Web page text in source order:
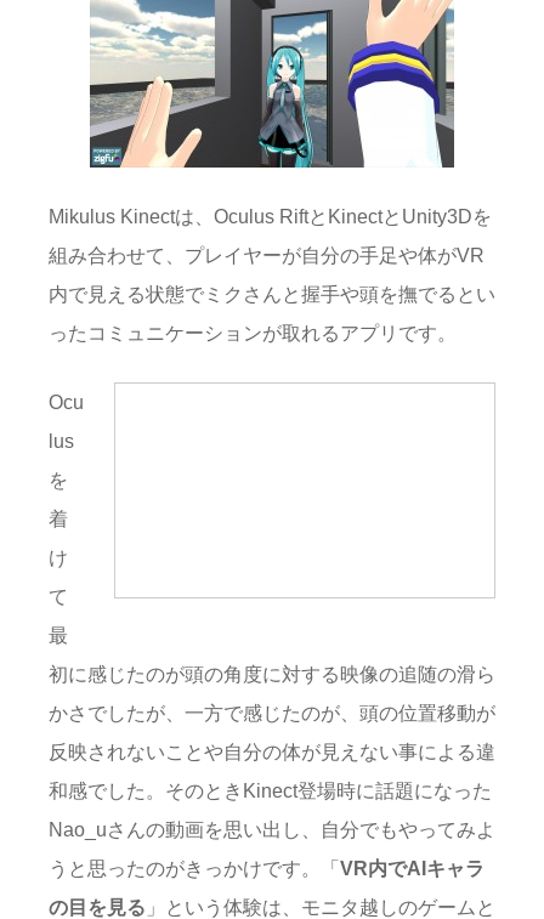
Mikulus Kinectは、Oculus RiftとKinectとUnity3Dを
組み合わせて、プレイヤーが自分の手足や体がVR
内で見える状態でミクさんと握手や頭を撫でるとい
ったコミュニケーションが取れるアプリです。
Ocu
lus
を
着
け
て
最
初に感じたのが頭の角度に対する映像の追随の滑ら
かさでしたが、一方で感じたのが、頭の位置移動が
反映されないことや自分の体が見えない事による違
和感でした。そのときKinect登場時に話題になった
Nao_uさんの動画を思い出し、自分でもやってみよ
うと思ったのがきっかけです。「VR内でAIキャラ
の目を見る 」という体験は、モニタ越しのゲームと